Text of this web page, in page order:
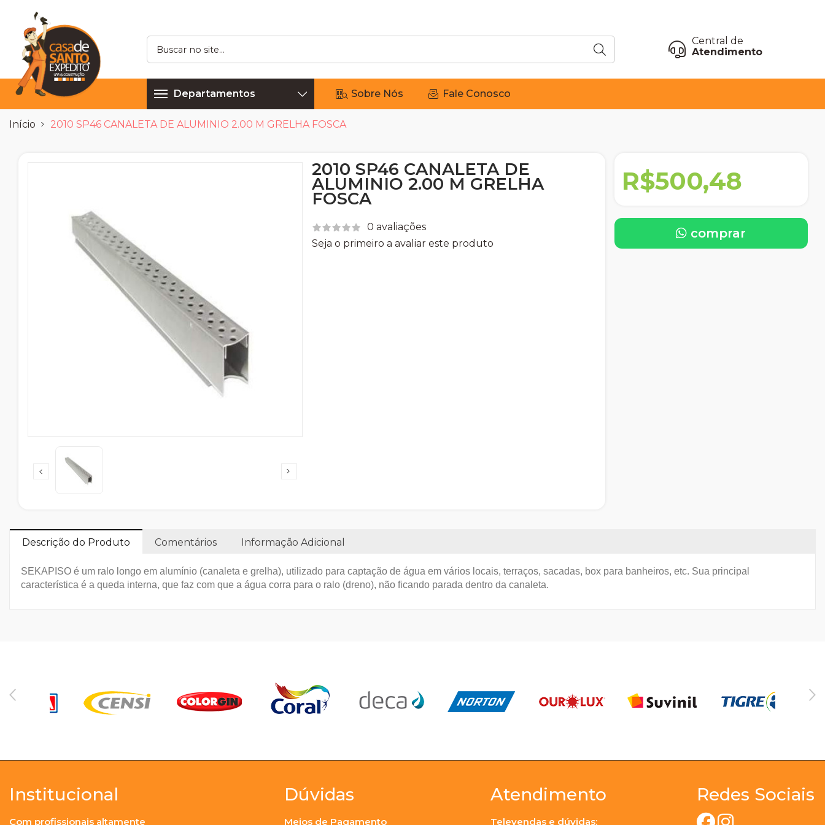
Central de
Atendimento
Departamentos Sobre Nós Fale Conosco
Início 2010 SP46 CANALETA DE ALUMINIO 2.00 M GRELHA FOSCA
2010 SP46 CANALETA DE
ALUMINIO 2.00 M GRELHA
FOSCA
0 avaliações
Seja o primeiro a avaliar este produto
R$500,48
comprar
Descrição do Produto Comentários Informação Adicional
SEKAPISO é um ralo longo em alumínio (canaleta e grelha), utilizado para captação de água em vários locais, terraços, sacadas, box para banheiros, etc. Sua principal
característica é a queda interna, que faz com que a água corra para o ralo (dreno), não ficando parada dentro da canaleta.
Institucional
Com profissionais altamente
Dúvidas
Meios de Pagamento
Atendimento
Televendas e dúvidas:
Redes Sociais